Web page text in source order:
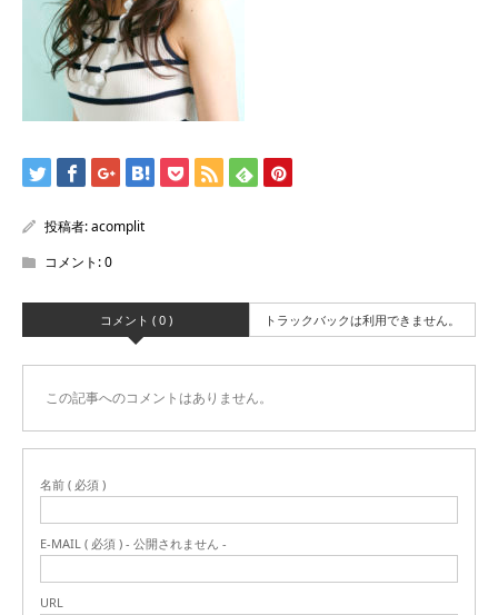
投稿者:acomplit
コメント:0
コメント ( 0 ) トラックバックは利用できません。
この記事へのコメントはありません。
名前 ( 必須 )
E-MAIL ( 必須 ) - 公開されません -
URL